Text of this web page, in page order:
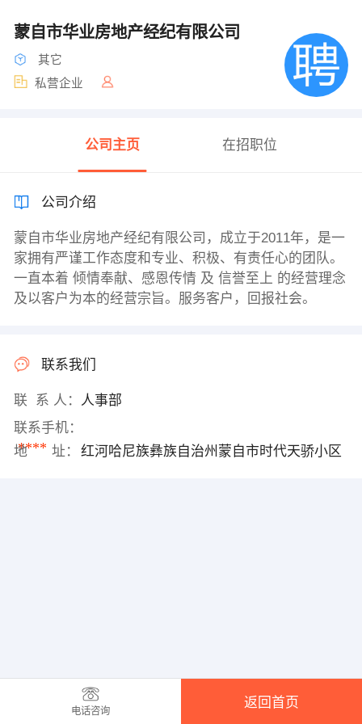
蒙自市华业房地产经纪有限公司
其它
私营企业
公司主页 在招职位
公司介绍
蒙自市华业房地产经纪有限公司，成立于2011年，是一
家拥有严谨工作态度和专业、积极、有责任心的团队。
一直本着 倾情奉献、感恩传情 及 信誉至上 的经营理念
及以客户为本的经营宗旨。服务客户，回报社会。
联系我们
联 系 人： 人事部
联系手机：
****
地 址： 红河哈尼族彝族自治州蒙自市时代天骄小区
电话咨询
返回首页